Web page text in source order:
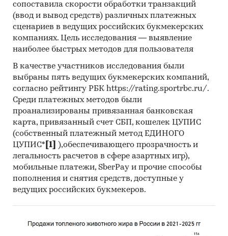
сопоставила скорости обработки транзакций
(ввод и вывод средств) различных платежных
сценариев в ведущих российских букмекерских
компаниях. Цель исследования — выявление
наиболее быстрых методов для пользователя
В качестве участников исследования были
выбраны пять ведущих букмекерских компаний,
согласно рейтингу РБК https://rating.sportrbc.ru/.
Среди платежных методов были
проанализированы привязанная банковская
карта, привязанный счет СБП, кошелек ЦУПИС
(собственный платежный метод ЕДИНОГО
ЦУПИС* [1]
),обеспечивающего прозрачность и
легальность расчетов в сфере азартных игр),
мобильные платежи, SberPay и прочие способы
пополнения и снятия средств, доступные у
ведущих российских букмекеров.